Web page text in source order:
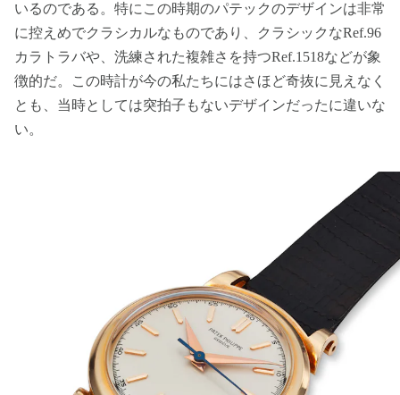
いるのである。特にこの時期のパテックのデザインは非常
に控えめでクラシカルなものであり、クラシックなRef.96
カラトラバや、洗練された複雑さを持つRef.1518などが象
徴的だ。この時計が今の私たちにはさほど奇抜に見えなく
とも、当時としては突拍子もないデザインだったに違いな
い。